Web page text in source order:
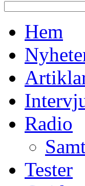
Hem
Radio
Tester